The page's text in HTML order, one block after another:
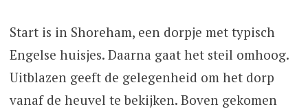
Start is in Shoreham, een dorpje met typisch
Engelse huisjes. Daarna gaat het steil omhoog.
Uitblazen geeft de gelegenheid om het dorp
vanaf de heuvel te bekijken. Boven gekomen